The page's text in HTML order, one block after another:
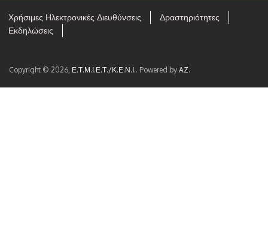
Χρήσιμες Ηλεκτρονικές Διευθύνσεις
Δραστηριότητες
Εκδηλώσεις
Copyright © 2026, Ε.Τ.Μ.Ι.Ε.Τ./Κ.Ε.Ν.Ι.. Powered by AZ.